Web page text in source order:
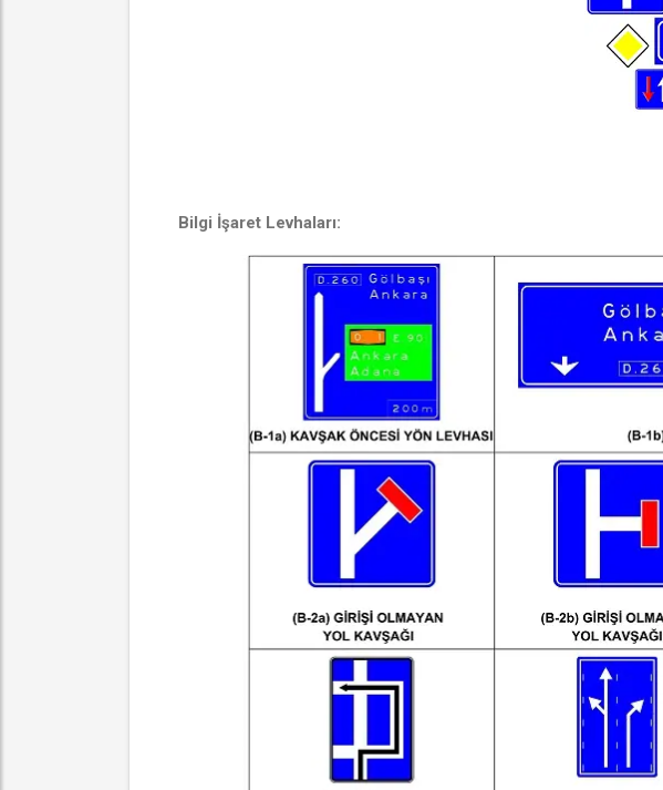
Bilgi İşaret Levhaları: